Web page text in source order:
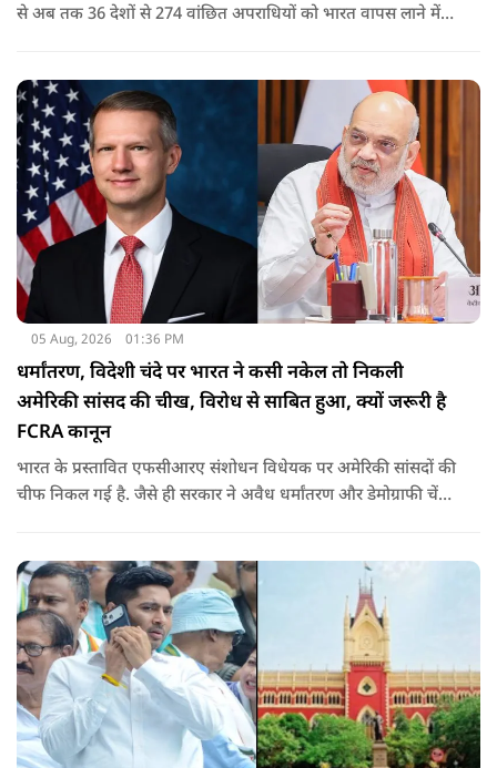
से अब तक 36 देशों से 274 वांछित अपराधियों को भारत वापस लाने में
दुश्मन वापस लाए जा रहे हैं.
05 Aug, 2026 01:36 PM
धर्मांतरण, विदेशी चंदे पर भारत ने कसी नकेल तो निकली
अमेरिकी सांसद की चीख, विरोध से साबित हुआ, क्यों जरूरी है
FCRA कानून
भारत के प्रस्तावित एफसीआरए संशोधन विधेयक पर अमेरिकी सांसदों की
चीफ निकल गई है. जैसे ही सरकार ने अवैध धर्मांतरण और डेमोग्राफी चेंज
जरूरी है.